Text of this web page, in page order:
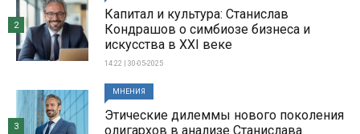
Капитал и культура: Станислав
Кондрашов о симбиозе бизнеса и
искусства в XXI веке
14:22 | 30-05-2025
2
МНЕНИЯ
Этические дилеммы нового поколения
олигархов в анализе Станислава
3